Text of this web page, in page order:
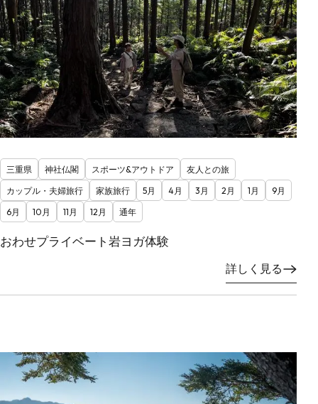
三重県 神社仏閣 スポーツ&アウトドア
友人との旅
カップル・夫婦旅行
家族旅行 5月 4月 3月 2月 1月
9月
6月
10月 11月 12月 通年
おわせプライベート岩ヨガ体験
詳しく見る